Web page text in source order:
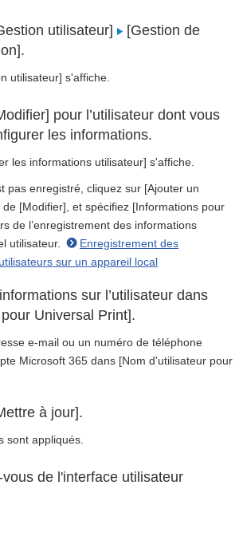
utilisateur]
[Gestion de
utilisateur] s'affiche.
pour l’utilisateur dont vous
les informations.
les informations utilisateur] s'affiche.
pas enregistré, cliquez sur [Ajouter un
[Modifier], et spécifiez [Informations pour
de l’enregistrement des informations
utilisateur.
Enregistrement des
sur un appareil local
sur l’utilisateur dans
Universal Print].
e-mail ou un numéro de téléphone
Microsoft 365 dans [Nom d'utilisateur pour
à jour].
sont appliqués.
de l'interface utilisateur